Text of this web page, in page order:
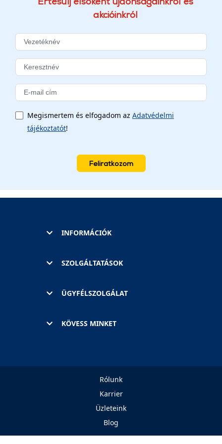
akcióinkról
Megismertem és elfogadom az Adatvédelmi
tájékoztatót!
Feliratkozom
INFORMÁCIÓK
SZOLGÁLTATÁSOK
ÜGYFÉLSZOLGÁLAT
KÖVESS MINKET
Rólunk
Karrier
Üzleteink
Blog